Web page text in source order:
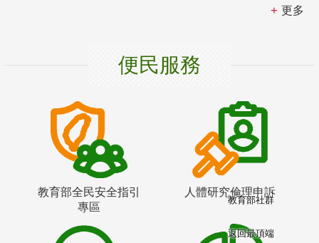
更多
便民服務
教育部全民安全指引
專區
人體研究倫理申訴
教育部社群
返回最頂端